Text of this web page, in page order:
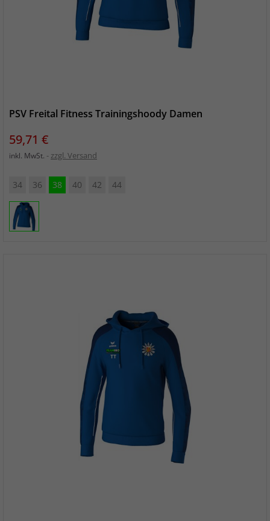
PSV Freital Fitness Trainingshoody Damen
Preis
59,71 €
inkl. MwSt. zzgl. Versand
34 36 38 40 42 44